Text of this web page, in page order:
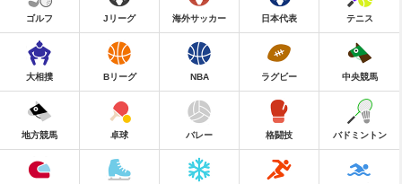
ゴルフ Jリーグ 海外サッカー 日本代表 テニス
大相撲 Bリーグ NBA ラグビー 中央競馬
地方競馬 卓球 バレー 格闘技 バドミントン